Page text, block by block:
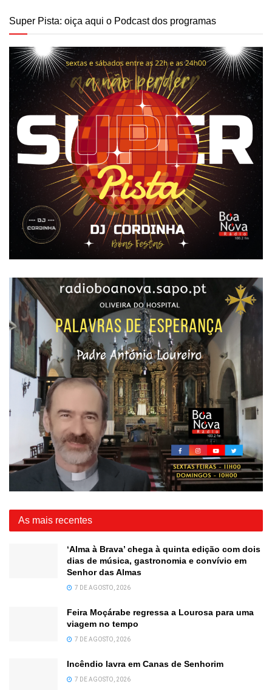
Super Pista: oiça aqui o Podcast dos programas
As mais recentes
‘Alma à Brava’ chega à quinta edição com dois
dias de música, gastronomia e convívio em
Senhor das Almas
7 DE AGOSTO, 2026
Feira Moçárabe regressa a Lourosa para uma
viagem no tempo
7 DE AGOSTO, 2026
Incêndio lavra em Canas de Senhorim
7 DE AGOSTO, 2026